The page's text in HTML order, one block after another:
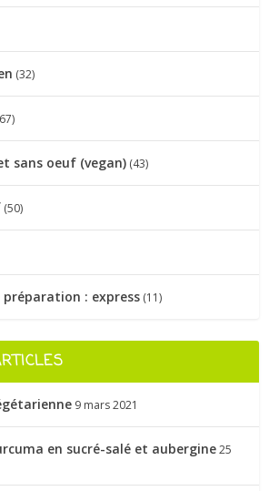
(32)
sans oeuf (vegan) (43)
(50)
préparation : express (11)
9 mars 2021
en sucré-salé et aubergine 25